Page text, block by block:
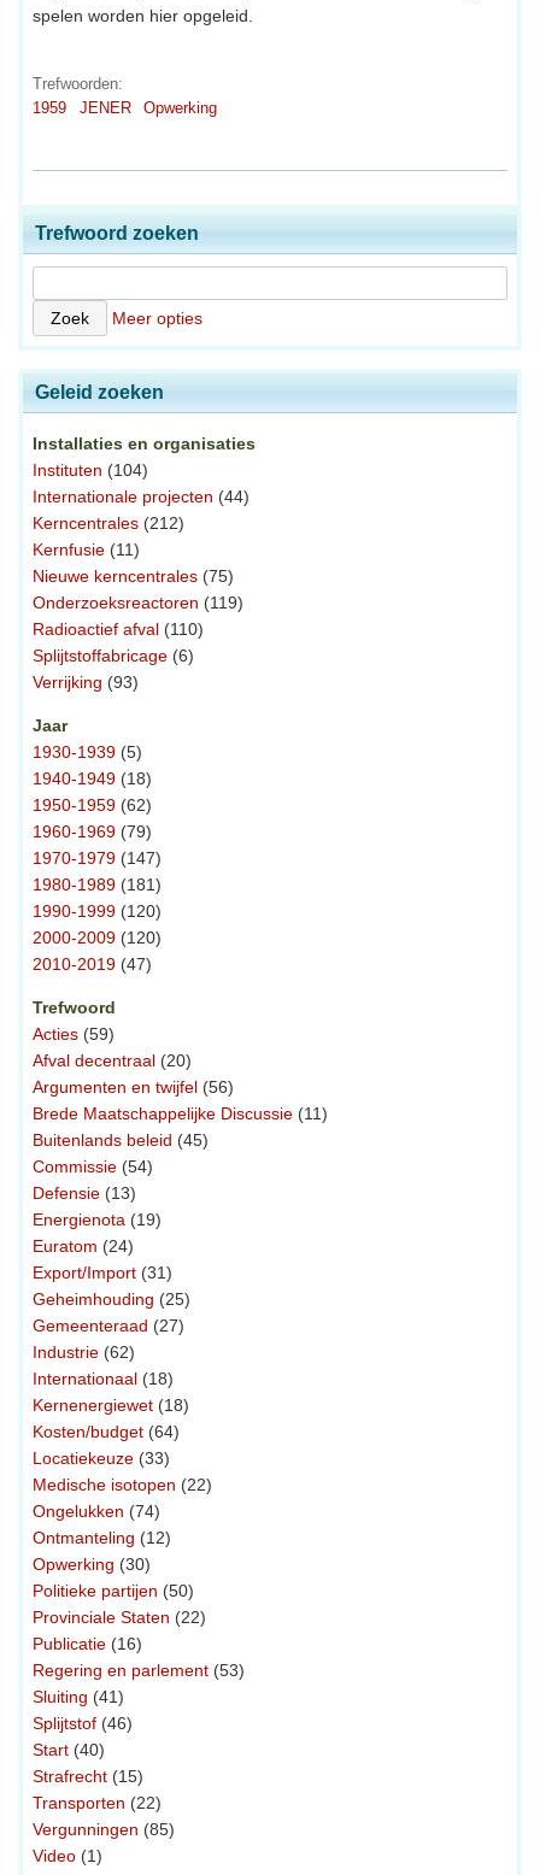
spelen worden hier opgeleid.
Trefwoorden:
1959
JENER Opwerking
Trefwoord zoeken
Meer opties
Geleid zoeken
Installaties en organisaties
Instituten (104)
Internationale projecten (44)
Kerncentrales (212)
Kernfusie (11)
Nieuwe kerncentrales (75)
Onderzoeksreactoren (119)
Radioactief afval (110)
Splijtstoffabricage (6)
Verrijking (93)
Jaar
1930-1939 (5)
1940-1949 (18)
1950-1959 (62)
1960-1969 (79)
1970-1979 (147)
1980-1989 (181)
1990-1999 (120)
2000-2009 (120)
2010-2019 (47)
Trefwoord
Acties (59)
Afval decentraal (20)
Argumenten en twijfel (56)
Brede Maatschappelijke Discussie (11)
Buitenlands beleid (45)
Commissie (54)
Defensie (13)
Energienota (19)
Euratom (24)
Export/Import (31)
Geheimhouding (25)
Gemeenteraad (27)
Industrie (62)
Internationaal (18)
Kernenergiewet (18)
Kosten/budget (64)
Locatiekeuze (33)
Medische isotopen (22)
Ongelukken (74)
Ontmanteling (12)
Opwerking (30)
Politieke partijen (50)
Provinciale Staten (22)
Publicatie (16)
Regering en parlement (53)
Sluiting (41)
Splijtstof (46)
Start (40)
Strafrecht (15)
Transporten (22)
Vergunningen (85)
Video (1)